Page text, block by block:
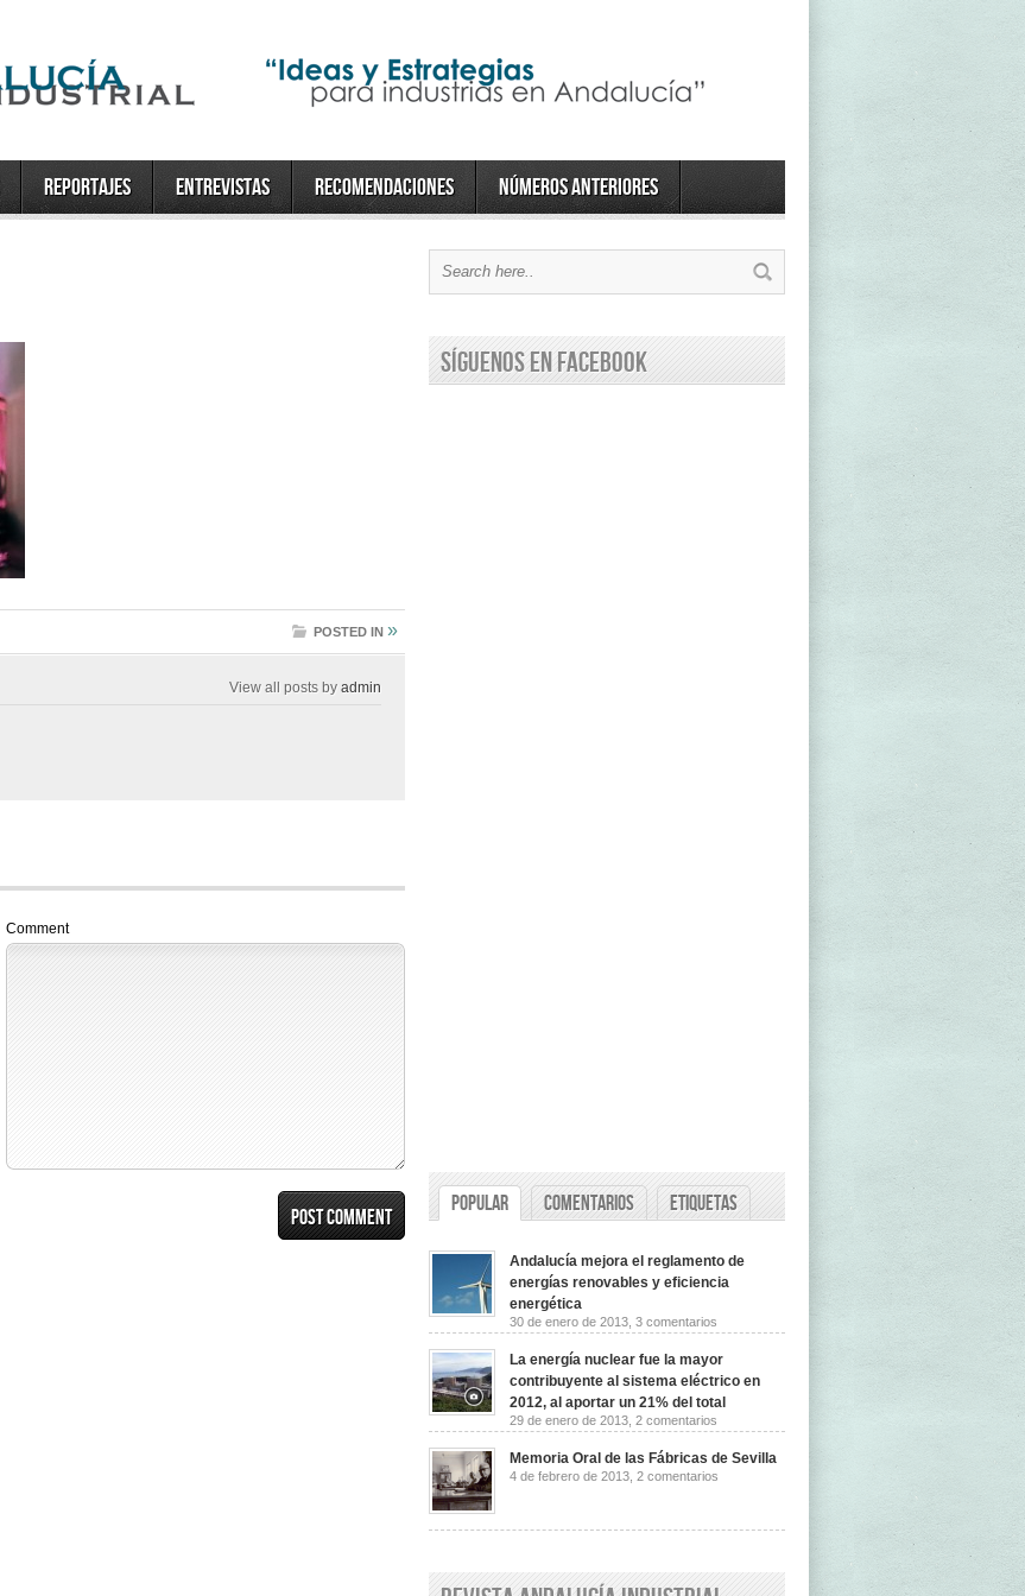
Reportajes Entrevistas Recomendaciones Números anteriores
POSTED IN »
View all posts by admin
Comment
Síguenos en Facebook
Popular Comentarios Etiquetas
Andalucía mejora el reglamento de
energías renovables y eficiencia
energética
30 de enero de 2013, 3 comentarios
Andalucía
el
reglamento
energías
y
energética
La energía nuclear fue la mayor
contribuyente al sistema eléctrico en
2012, al aportar un 21% del total
29 de enero de 2013, 2 comentarios
La
nuclear
fue
al
en
2012,
Memoria Oral de las Fábricas de Sevilla
4 de febrero de 2013, 2 comentarios
las
Sevilla